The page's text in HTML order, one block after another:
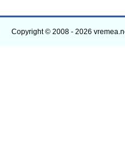
Copyright © 2008 - 2026